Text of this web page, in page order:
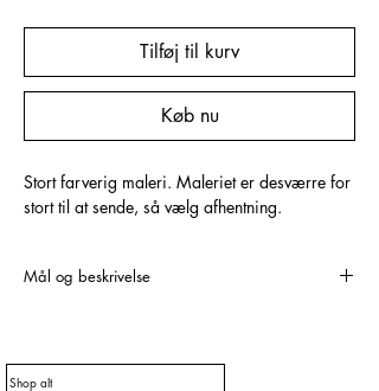
Tilføj til kurv
Køb nu
Stort farverig maleri. Maleriet er desværre for
stort til at sende, så vælg afhentning.
Mål og beskrivelse
Farverne kan afvige lidt fra det virkelige
Shop alt